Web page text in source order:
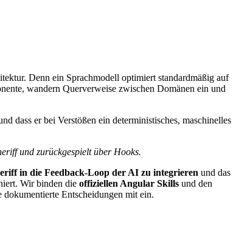
Denn ein Sprachmodell optimiert standardmäßig auf
wandern Querverweise zwischen Domänen ein und
dass er bei Verstößen ein deterministisches, maschinelles
und zurückgespielt über Hooks.
in die Feedback-Loop der AI zu integrieren und das
Wir binden die offiziellen Angular Skills und den
dokumentierte Entscheidungen mit ein.